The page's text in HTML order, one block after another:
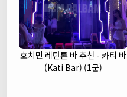
호치민 레탄톤 바 추천 - 카티 바
(Kati Bar) (1군)